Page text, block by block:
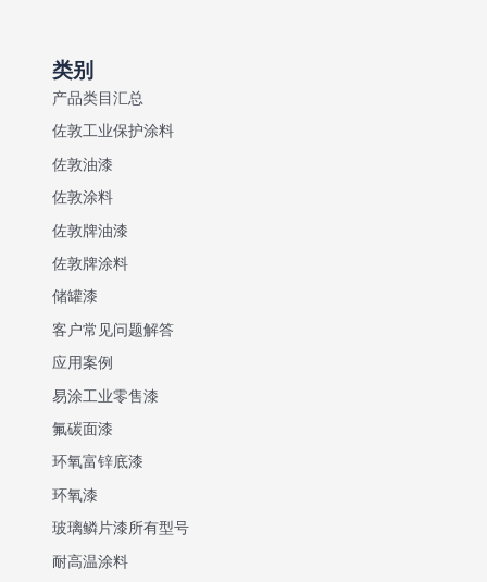
类别
产品类目汇总
佐敦工业保护涂料
佐敦油漆
佐敦涂料
佐敦牌油漆
佐敦牌涂料
储罐漆
客户常见问题解答
应用案例
易涂工业零售漆
氟碳面漆
环氧富锌底漆
环氧漆
玻璃鳞片漆所有型号
耐高温涂料